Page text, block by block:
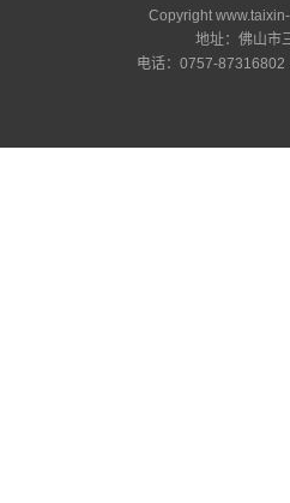
Copyright
地址：佛山市
电话：0757-